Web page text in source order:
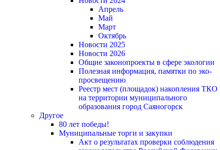
Апрель
Май
Март
Октябрь
Новости 2025
Новости 2026
Общие законопроекты в сфере экологии
Полезная информация, памятки по эко-
просвещению
Реестр мест (площадок) накопления ТКО
на территории муниципального
образования город Саяногорск
Другое
80 лет победы!
Муниципальные торги и закупки
Акт о результатах проверки соблюдения